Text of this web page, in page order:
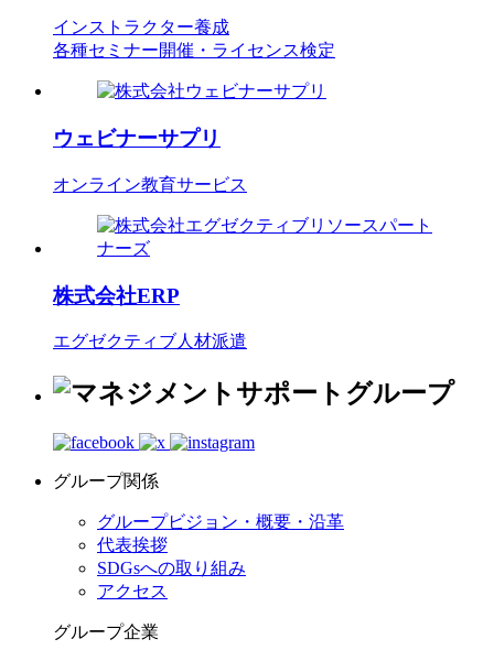
インストラクター養成
各種セミナー開催・ライセンス検定
ウェビナーサプリ
オンライン教育サービス
株式会社ERP
エグゼクティブ人材派遣
グループ関係
グループビジョン・概要・沿革
代表挨拶
SDGsへの取り組み
アクセス
グループ企業